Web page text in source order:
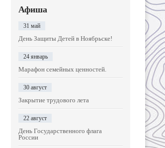
Афиша
31 май
День Защиты Детей в Ноябрьске!
24 январь
Марафон семейных ценностей.
30 август
Закрытие трудового лета
22 август
День Государственного флага
России